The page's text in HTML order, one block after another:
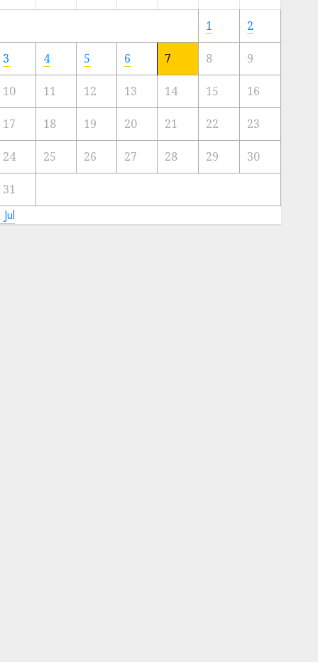
Artis
Kota
23/11/2024
0
1 2
3 4 5 6 7 8 9
10 11 12 13 14 15 16
17 18 19 20 21 22 23
24 25 26 27 28 29 30
31